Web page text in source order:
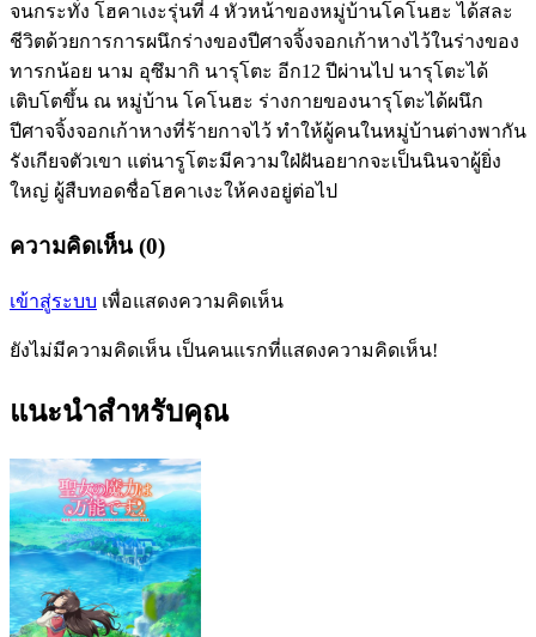
จนกระทั่ง โฮคาเงะรุ่นที่ 4 หัวหน้าของหมู่บ้านโคโนฮะ ได้สละ
ชีวิตด้วยการการผนึกร่างของปีศาจจิ้งจอกเก้าหางไว้ในร่างของ
ทารกน้อย นาม อุซึมากิ นารุโตะ อีก12 ปีผ่านไป นารุโตะได้
เติบโตขึ้น ณ หมู่บ้าน โคโนฮะ ร่างกายของนารุโตะได้ผนึก
ปีศาจจิ้งจอกเก้าหางที่ร้ายกาจไว้ ทำให้ผู้คนในหมู่บ้านต่างพากัน
รังเกียจตัวเขา แต่นารูโตะมีความใฝ่ฝันอยากจะเป็นนินจาผู้ยิ่ง
ใหญ่ ผู้สืบทอดชื่อโฮคาเงะให้คงอยู่ต่อไป
ความคิดเห็น (0)
เข้าสู่ระบบ เพื่อแสดงความคิดเห็น
ยังไม่มีความคิดเห็น เป็นคนแรกที่แสดงความคิดเห็น!
แนะนำสำหรับคุณ